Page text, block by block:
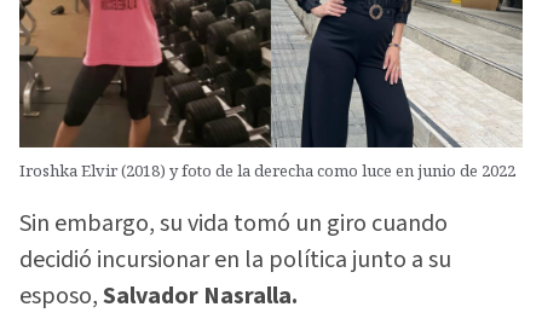
Iroshka Elvir (2018) y foto de la derecha como luce en junio de 2022
Sin embargo, su vida tomó un giro cuando
decidió incursionar en la política junto a su
esposo,Salvador Nasralla.